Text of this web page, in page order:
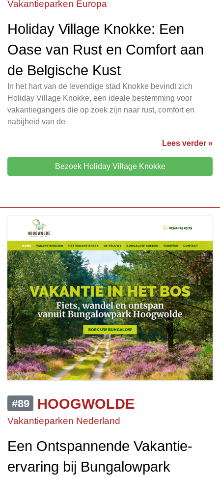
Vakantieparken Europa
Holiday Village Knokke: Een
Oase van Rust en Comfort aan
de Belgische Kust
In het hart van de levendige stad Knokke bevindt zich
Holiday Village Knokke, een ideale bestemming voor
vakantiegangers die op zoek zijn naar rust, comfort en
nabijheid van de
Lees verder »
Bezoek Holiday Village Knokke
#89 HOOGWOLDE
Vakantieparken Nederland
Een Ontspannende Vakantie-
ervaring bij Bungalowpark